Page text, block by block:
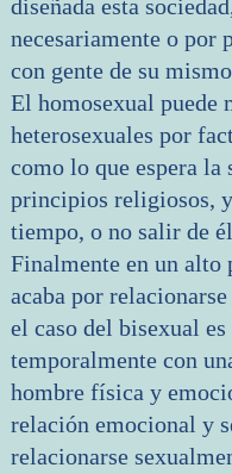
diseñada esta
necesariamente o por
con gente de su
El homosexual puede
heterosexuales por
como lo que espera
principios religiosos,
tiempo, o no salir de
Finalmente en un alto
acaba por
el caso del bisexual
temporalmente con
hombre física y
relación emocional y
relacionarse